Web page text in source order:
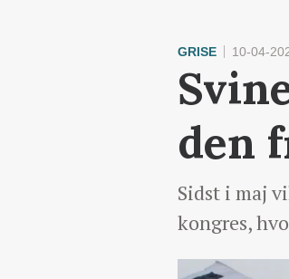
GRISE 10-04-
den
Sidst i maj
kongres,